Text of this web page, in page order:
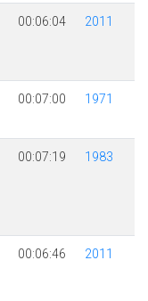
00:06:04 2011
00:07:00 1971
00:07:19 1983
00:06:46 2011